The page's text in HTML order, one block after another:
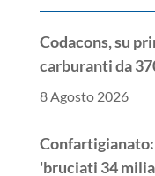
Codacons, su
carburanti da
8 Agosto 2026
'bruciati 34